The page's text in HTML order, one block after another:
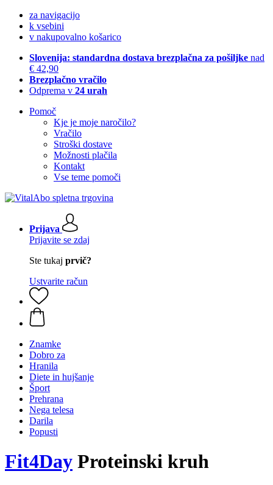
za navigacijo
k vsebini
v nakupovalno košarico
Slovenija: standardna dostava brezplačna za pošiljke nad
€ 42,90
Brezplačno vračilo
Odprema v 24 urah
Pomoč
Kje je moje naročilo?
Vračilo
Stroški dostave
Možnosti plačila
Kontakt
Vse teme pomoči
Prijava
Prijavite se zdaj
Ste tukaj prvič?
Ustvarite račun
Znamke
Dobro za
Hranila
Diete in hujšanje
Šport
Prehrana
Nega telesa
Darila
Popusti
Fit4Day Proteinski kruh